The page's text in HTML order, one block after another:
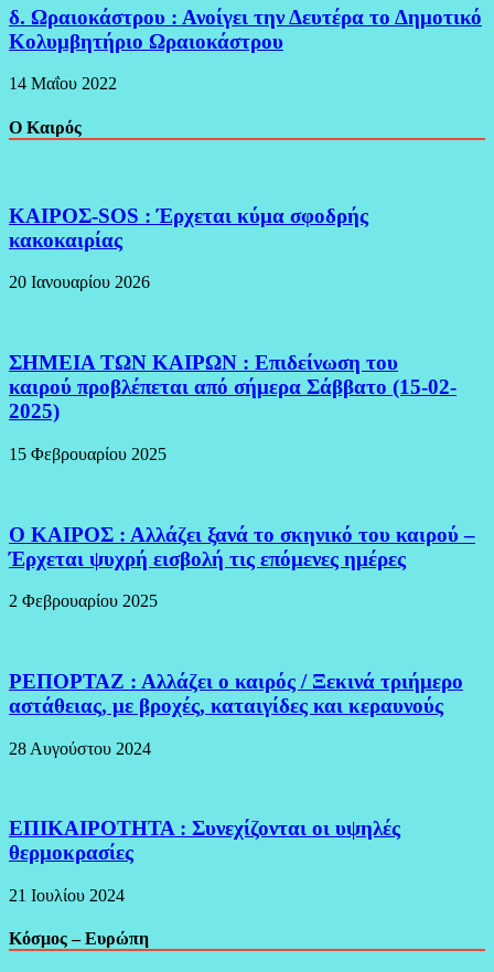
δ. Ωραιοκάστρου : Ανοίγει την Δευτέρα το Δημοτικό
Κολυμβητήριο Ωραιοκάστρου
14 Μαΐου 2022
Ο Καιρός
ΚΑΙΡΟΣ-SOS : Έρχεται κύμα σφοδρής
κακοκαιρίας
20 Ιανουαρίου 2026
ΣΗΜΕΙΑ ΤΩΝ ΚΑΙΡΩΝ : Επιδείνωση του
καιρού προβλέπεται από σήμερα Σάββατο (15-02-
2025)
15 Φεβρουαρίου 2025
Ο ΚΑΙΡΟΣ : Αλλάζει ξανά το σκηνικό του καιρού –
Έρχεται ψυχρή εισβολή τις επόμενες ημέρες
2 Φεβρουαρίου 2025
ΡΕΠΟΡΤΑΖ : Αλλάζει ο καιρός / Ξεκινά τριήμερο
αστάθειας, με βροχές, καταιγίδες και κεραυνούς
28 Αυγούστου 2024
ΕΠΙΚΑΙΡΟΤΗΤΑ : Συνεχίζονται οι υψηλές
θερμοκρασίες
21 Ιουλίου 2024
Κόσμος – Ευρώπη